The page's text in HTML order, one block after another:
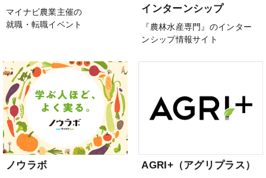
マイナビ農業主催の
就職・転職イベント
インターンシップ
『農林水産専門』のインター
ンシップ情報サイト
ノウラボ AGRI+（アグリプラス）